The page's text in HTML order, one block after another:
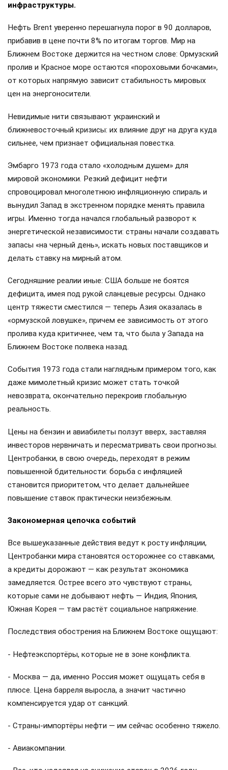
инфраструктуры.
Нефть Brent уверенно перешагнула порог в 90 долларов,
прибавив в цене почти 8% по итогам торгов. Мир на
Ближнем Востоке держится на честном слове: Ормузский
пролив и Красное море остаются «пороховыми бочками»,
от которых напрямую зависит стабильность мировых
цен на энергоносители.
Невидимые нити связывают украинский и
ближневосточный кризисы: их влияние друг на друга куда
сильнее, чем признает официальная повестка.
Эмбарго 1973 года стало «холодным душем» для
мировой экономики. Резкий дефицит нефти
спровоцировал многолетнюю инфляционную спираль и
вынудил Запад в экстренном порядке менять правила
игры. Именно тогда начался глобальный разворот к
энергетической независимости: страны начали создавать
запасы «на черный день», искать новых поставщиков и
делать ставку на мирный атом.
Сегодняшние реалии иные: США больше не боятся
дефицита, имея под рукой сланцевые ресурсы. Однако
центр тяжести сместился — теперь Азия оказалась в
«ормузской ловушке», причем ее зависимость от этого
пролива куда критичнее, чем та, что была у Запада на
Ближнем Востоке полвека назад.
События 1973 года стали наглядным примером того, как
даже мимолетный кризис может стать точкой
невозврата, окончательно перекроив глобальную
реальность.
Цены на бензин и авиабилеты ползут вверх, заставляя
инвесторов нервничать и пересматривать свои прогнозы.
Центробанки, в свою очередь, переходят в режим
повышенной бдительности: борьба с инфляцией
становится приоритетом, что делает дальнейшее
повышение ставок практически неизбежным.
Закономерная цепочка событий
Все вышеуказанные действия ведут к росту инфляции,
Центробанки мира становятся осторожнее со ставками,
а кредиты дорожают — как результат экономика
замедляется. Острее всего это чувствуют страны,
которые сами не добывают нефть — Индия, Япония,
Южная Корея — там растёт социальное напряжение.
Последствия обострения на Ближнем Востоке ощущают:
- Нефтеэкспортёры, которые не в зоне конфликта.
- Москва — да, именно Россия может ощущать себя в
плюсе. Цена барреля выросла, а значит частично
компенсируется удар от санкций.
- Страны-импортёры нефти — им сейчас особенно тяжело.
- Авиакомпании.